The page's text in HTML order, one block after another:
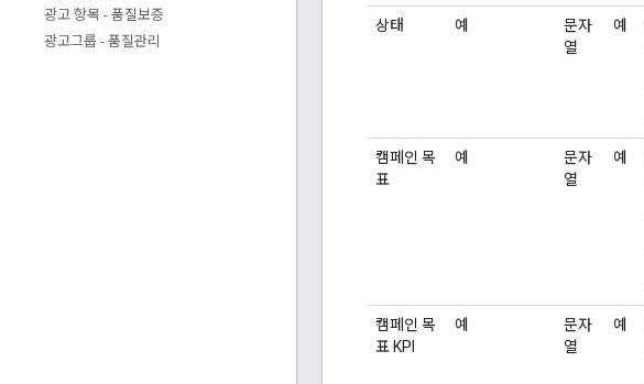
광고 항목 - 품질보증
광고그룹 - 품질관리
상태 예
문자
열
예
캠페인 목
표
예
문자
열
예
캠페인 목
표 KPI
예
문자
열
예